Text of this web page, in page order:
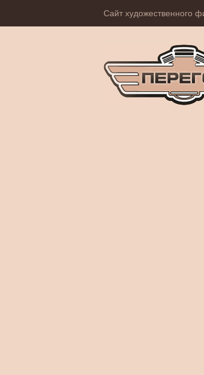
Сайт художественного